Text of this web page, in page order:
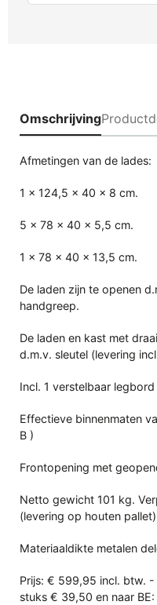
Omschrijving
Afmetingen van de lades:
1 x 124,5 x 40 x 8 cm.
5 x 78 x 40 x 5,5 cm.
1 x 78 x 40 x 13,5 cm.
De laden zijn te openen
handgreep.
De laden en kast met
d.m.v. sleutel (levering
Incl. 1 verstelbaar
Effectieve binnenmaten
B )
Frontopening met
Netto gewicht 101 kg.
(levering op houten pallet)
Materiaaldikte metalen
Prijs: € 599,95 incl. btw.
stuks € 39,50 en naar